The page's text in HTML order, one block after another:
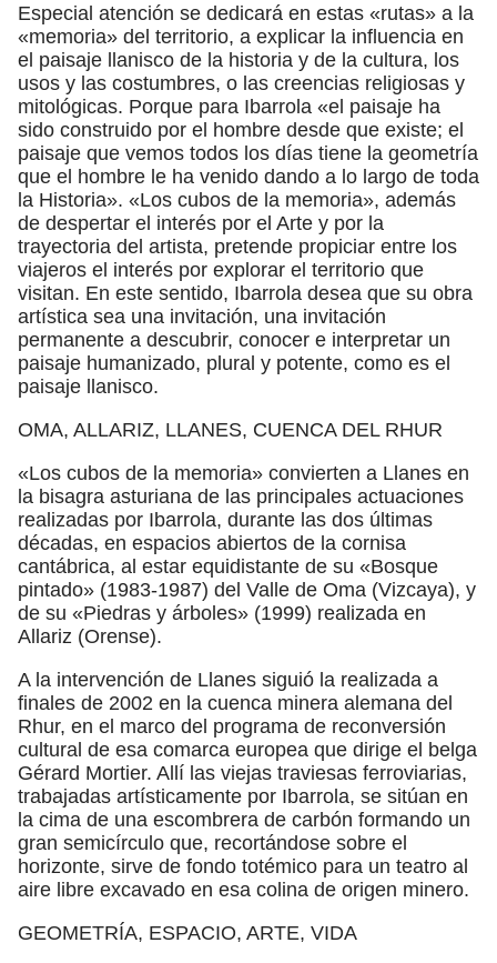
Especial atención se dedicará en estas «rutas» a la
«memoria» del territorio, a explicar la influencia en
el paisaje llanisco de la historia y de la cultura, los
usos y las costumbres, o las creencias religiosas y
mitológicas. Porque para Ibarrola «el paisaje ha
sido construido por el hombre desde que existe; el
paisaje que vemos todos los días tiene la geometría
que el hombre le ha venido dando a lo largo de toda
la Historia». «Los cubos de la memoria», además
de despertar el interés por el Arte y por la
trayectoria del artista, pretende propiciar entre los
viajeros el interés por explorar el territorio que
visitan. En este sentido, Ibarrola desea que su obra
artística sea una invitación, una invitación
permanente a descubrir, conocer e interpretar un
paisaje humanizado, plural y potente, como es el
paisaje llanisco.
OMA, ALLARIZ, LLANES, CUENCA DEL RHUR
«Los cubos de la memoria» convierten a Llanes en
la bisagra asturiana de las principales actuaciones
realizadas por Ibarrola, durante las dos últimas
décadas, en espacios abiertos de la cornisa
cantábrica, al estar equidistante de su «Bosque
pintado» (1983-1987) del Valle de Oma (Vizcaya), y
de su «Piedras y árboles» (1999) realizada en
Allariz (Orense).
A la intervención de Llanes siguió la realizada a
finales de 2002 en la cuenca minera alemana del
Rhur, en el marco del programa de reconversión
cultural de esa comarca europea que dirige el belga
Gérard Mortier. Allí las viejas traviesas ferroviarias,
trabajadas artísticamente por Ibarrola, se sitúan en
la cima de una escombrera de carbón formando un
gran semicírculo que, recortándose sobre el
horizonte, sirve de fondo totémico para un teatro al
aire libre excavado en esa colina de origen minero.
GEOMETRÍA, ESPACIO, ARTE, VIDA